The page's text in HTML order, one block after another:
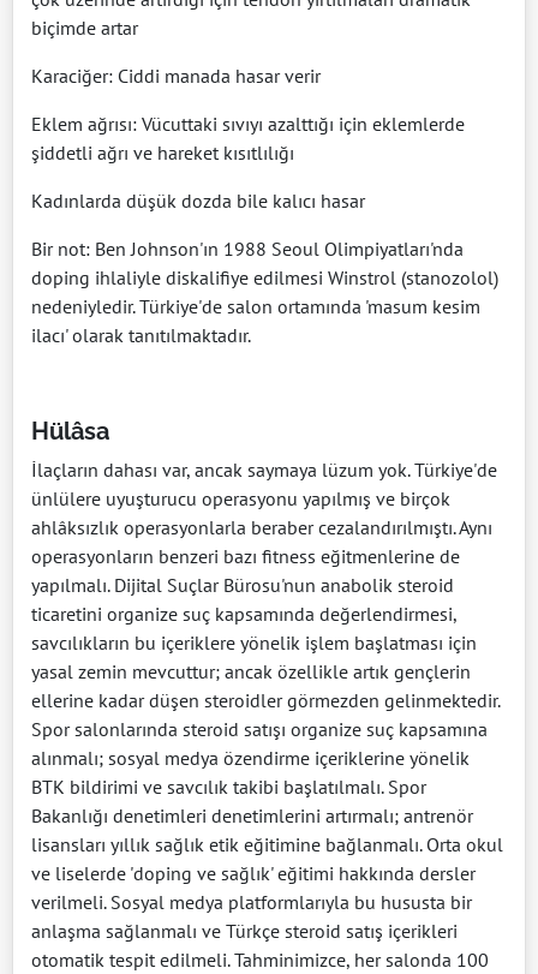
biçimde artar
Karaciğer: Ciddi manada hasar verir
Eklem ağrısı: Vücuttaki sıvıyı azalttığı için eklemlerde
şiddetli ağrı ve hareket kısıtlılığı
Kadınlarda düşük dozda bile kalıcı hasar
Bir not: Ben Johnson'ın 1988 Seoul Olimpiyatları'nda
doping ihlaliyle diskalifiye edilmesi Winstrol (stanozolol)
nedeniyledir. Türkiye'de salon ortamında 'masum kesim
ilacı' olarak tanıtılmaktadır.
Hülâsa
İlaçların dahası var, ancak saymaya lüzum yok. Türkiye'de
ünlülere uyuşturucu operasyonu yapılmış ve birçok
ahlâksızlık operasyonlarla beraber cezalandırılmıştı. Aynı
operasyonların benzeri bazı fitness eğitmenlerine de
yapılmalı. Dijital Suçlar Bürosu'nun anabolik steroid
ticaretini organize suç kapsamında değerlendirmesi,
savcılıkların bu içeriklere yönelik işlem başlatması için
yasal zemin mevcuttur; ancak özellikle artık gençlerin
ellerine kadar düşen steroidler görmezden gelinmektedir.
Spor salonlarında steroid satışı organize suç kapsamına
alınmalı; sosyal medya özendirme içeriklerine yönelik
BTK bildirimi ve savcılık takibi başlatılmalı. Spor
Bakanlığı denetimleri denetimlerini artırmalı; antrenör
lisansları yıllık sağlık etik eğitimine bağlanmalı. Orta okul
ve liselerde 'doping ve sağlık' eğitimi hakkında dersler
verilmeli. Sosyal medya platformlarıyla bu hususta bir
anlaşma sağlanmalı ve Türkçe steroid satış içerikleri
otomatik tespit edilmeli. Tahminimizce, her salonda 100